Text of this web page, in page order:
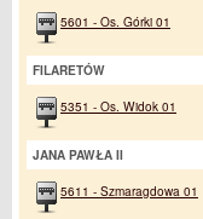
5601 - Os. Górki 01
FILARETÓW
5351 - Os. Widok 01
JANA PAWŁA II
5611 - Szmaragdowa 01